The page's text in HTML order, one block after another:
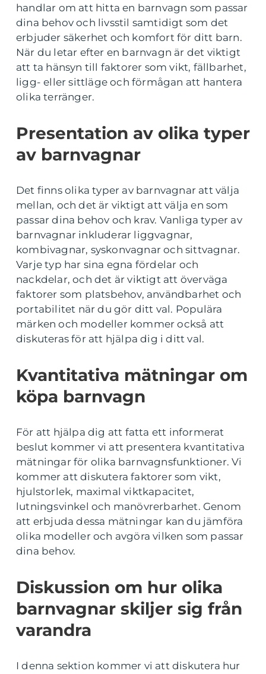
handlar om att hitta en barnvagn som passar
dina behov och livsstil samtidigt som det
erbjuder säkerhet och komfort för ditt barn.
När du letar efter en barnvagn är det viktigt
att ta hänsyn till faktorer som vikt, fällbarhet,
ligg- eller sittläge och förmågan att hantera
olika terränger.
Presentation av olika typer
av barnvagnar
Det finns olika typer av barnvagnar att välja
mellan, och det är viktigt att välja en som
passar dina behov och krav. Vanliga typer av
barnvagnar inkluderar liggvagnar,
kombivagnar, syskonvagnar och sittvagnar.
Varje typ har sina egna fördelar och
nackdelar, och det är viktigt att överväga
faktorer som platsbehov, användbarhet och
portabilitet när du gör ditt val. Populära
märken och modeller kommer också att
diskuteras för att hjälpa dig i ditt val.
Kvantitativa mätningar om
köpa barnvagn
För att hjälpa dig att fatta ett informerat
beslut kommer vi att presentera kvantitativa
mätningar för olika barnvagnsfunktioner. Vi
kommer att diskutera faktorer som vikt,
hjulstorlek, maximal viktkapacitet,
lutningsvinkel och manövrerbarhet. Genom
att erbjuda dessa mätningar kan du jämföra
olika modeller och avgöra vilken som passar
dina behov.
Diskussion om hur olika
barnvagnar skiljer sig från
varandra
I denna sektion kommer vi att diskutera hur